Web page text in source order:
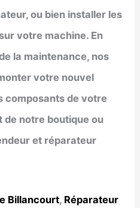
ou bien installer les
votre machine. En
la maintenance, nos
votre nouvel
composants de votre
de notre boutique ou
et réparateur
Billancourt, Réparateur